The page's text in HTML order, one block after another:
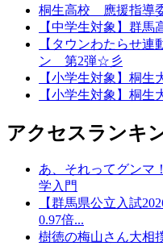
桐生高校 應援指導
【中学生対象】群
【タウンわたらせ
ン 第2弾☆彡
【小学生対象】桐
【小学生対象】桐
アクセスランキ
あ、それってグン
学入門
【群馬県公立入試
0.97倍...
樹徳の梅山さん大